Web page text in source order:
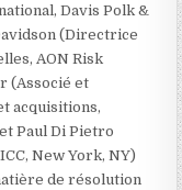
Davis Polk &
(Directrice
AON Risk
(Associé et
acquisitions,
Paul Di Pietro
New York, NY)
de résolution